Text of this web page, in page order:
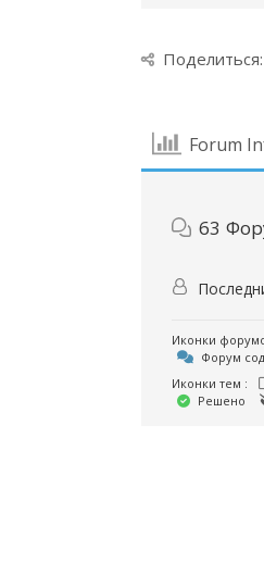
Поделиться:
Forum
63
Иконки
Форум
Иконки тем :
Решено